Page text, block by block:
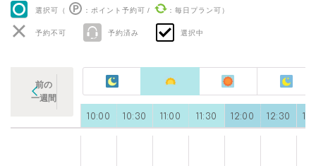
選択可（ ：ポイント予約可 / ：毎日プラン可）
予約不可 予約済み 選択中
前の
一週間
10:00 10:30 11:00 11:30 12:00 12:30